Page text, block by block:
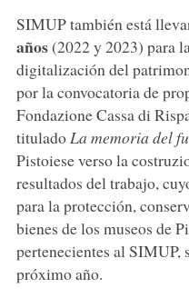
SIMUP también está
años(2022 y 2023) para
digitalización del
por la convocatoria de
Fondazione Cassa di
tituladoLa memoria del
Pistoiese verso la
resultados del trabajo,
para la protección,
bienes de los museos de
pertenecientes al SIMUP,
próximo año.